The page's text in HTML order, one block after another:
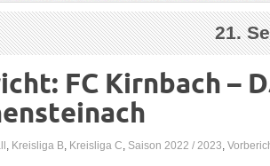
21.
FC Kirnbach –
, Kreisliga B, Kreisliga C, Saison 2022 / 2023,